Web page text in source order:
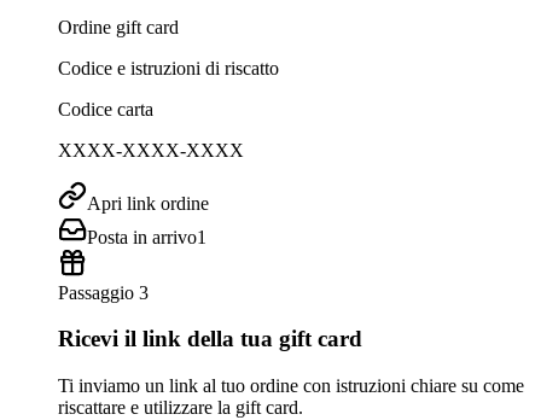
Ordine gift card
Codice e istruzioni di riscatto
Codice carta
XXXX-XXXX-XXXX
Apri link ordine
Posta in arrivo1
Passaggio 3
Ricevi il link della tua gift card
Ti inviamo un link al tuo ordine con istruzioni chiare su come
riscattare e utilizzare la gift card.